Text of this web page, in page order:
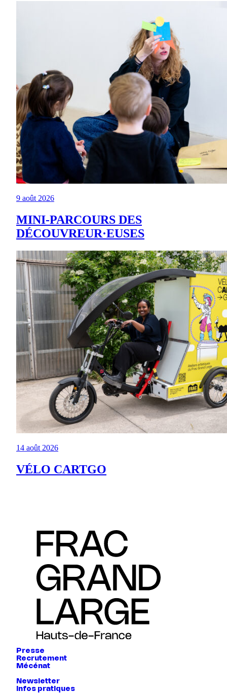
9 août 2026
MINI-PARCOURS DES
DÉCOUVREUR·EUSES
14 août 2026
VÉLO CARTGO
Presse
Recrutement
Mécénat
Newsletter
Infos pratiques